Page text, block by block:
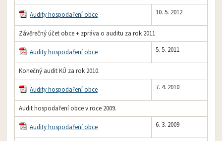
Audity hospodaření obce 10. 5. 2012
Závěrečný účet obce + zpráva o auditu za rok 2011
Audity hospodaření obce 5. 5. 2011
Konečný audit KÚ za rok 2010.
Audity hospodaření obce 7. 4. 2010
Audit hospodaření obce v roce 2009.
Audity hospodaření obce 6. 3. 2009